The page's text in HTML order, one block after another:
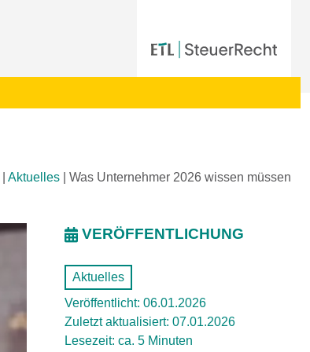
Aktuelles Was Unternehmer 2026 wissen müssen
VERÖFFENTLICHUNG
Aktuelles
Veröffentlicht: 06.01.2026
Zuletzt aktualisiert: 07.01.2026
Lesezeit: ca. 5 Minuten